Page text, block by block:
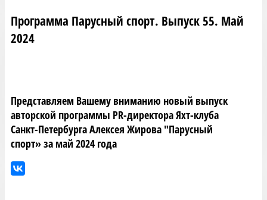
Программа Парусный спорт. Выпуск 55. Май
2024
Представляем Вашему вниманию новый выпуск
авторской программы PR-директора Яхт-клуба
Санкт-Петербурга Алексея Жирова "Парусный
спорт» за май 2024 года